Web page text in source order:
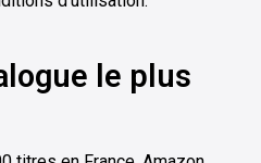
le plus